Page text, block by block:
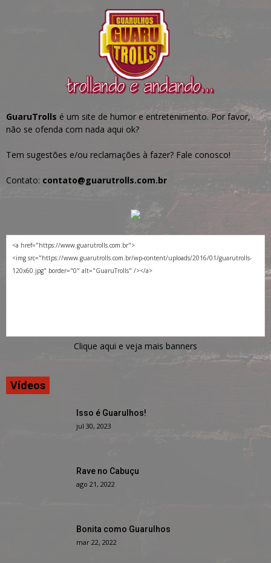
GuaruTrolls é um site de humor e entretenimento. Por favor,
não se ofenda com nada aqui ok?
Tem sugestões e/ou reclamações à fazer? Fale conosco!
Contato: contato@guarutrolls.com.br
Clique aqui e veja mais banners
Vídeos
Isso é Guarulhos!
jul 30, 2023
Rave no Cabuçu
ago 21, 2022
Bonita como Guarulhos
mar 22, 2022